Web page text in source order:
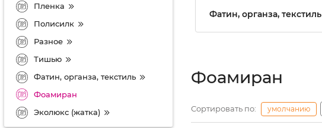
Пленка
Полисилк
Разное
Тишью
Фатин, органза, текстиль
Фоамиран
Эколюкс (жатка)
Фатин, органза, текстиль
Фоамиран
Сортировать по: умолчанию